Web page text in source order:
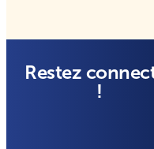
Restez
!